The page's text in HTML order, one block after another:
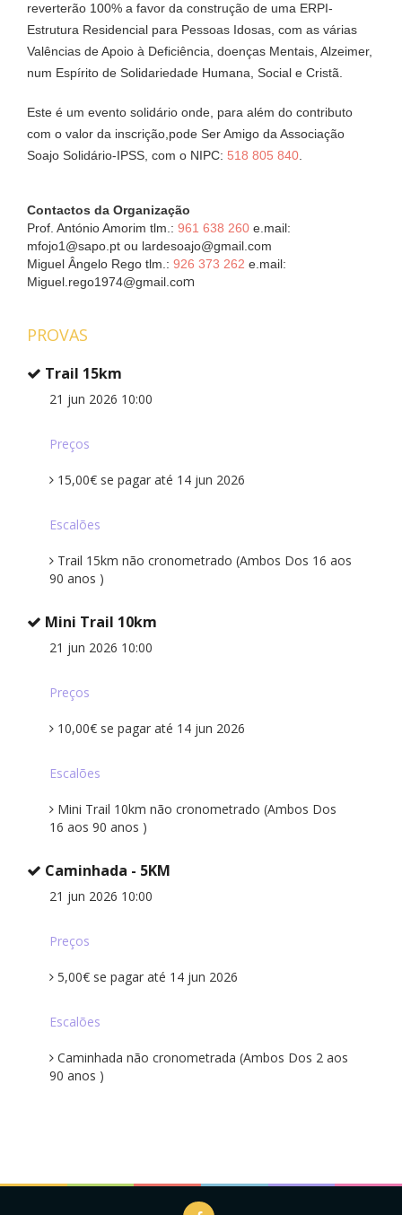
reverterão 100% a favor da construção de uma ERPI-
Estrutura Residencial para Pessoas Idosas, com as várias
Valências de Apoio à Deficiência, doenças Mentais, Alzeimer,
num Espírito de Solidariedade Humana, Social e Cristã.
Este é um evento solidário onde, para além do contributo
com o valor da inscrição,pode Ser Amigo da Associação
Soajo Solidário-IPSS, com o NIPC: 518 805 840.
Contactos da Organização
Prof. António Amorim tlm.: 961 638 260 e.mail:
mfojo1@sapo.pt ou lardesoajo@gmail.com
Miguel Ângelo Rego tlm.: 926 373 262 e.mail:
Miguel.rego1974@gmail.com
PROVAS
Trail 15km
21 jun 2026 10:00
Preços
15,00€ se pagar até 14 jun 2026
Escalões
Trail 15km não cronometrado (Ambos Dos 16 aos
90 anos )
Mini Trail 10km
21 jun 2026 10:00
Preços
10,00€ se pagar até 14 jun 2026
Escalões
Mini Trail 10km não cronometrado (Ambos Dos
16 aos 90 anos )
Caminhada - 5KM
21 jun 2026 10:00
Preços
5,00€ se pagar até 14 jun 2026
Escalões
Caminhada não cronometrada (Ambos Dos 2 aos
90 anos )